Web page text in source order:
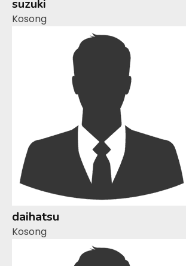
suzuki
Kosong
daihatsu
Kosong